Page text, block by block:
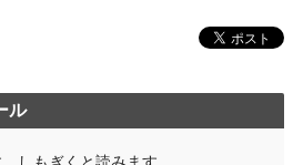
ル